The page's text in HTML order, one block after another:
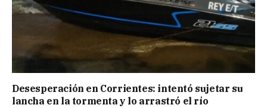
Desesperación en Corrientes: intentó sujetar su
lancha en la tormenta y lo arrastró el río